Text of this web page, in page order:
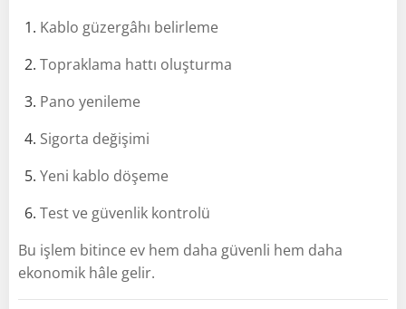
Kablo güzergâhı belirleme
Topraklama hattı oluşturma
Pano yenileme
Sigorta değişimi
Yeni kablo döşeme
Test ve güvenlik kontrolü
Bu işlem bitince ev hem daha güvenli hem daha
ekonomik hâle gelir.